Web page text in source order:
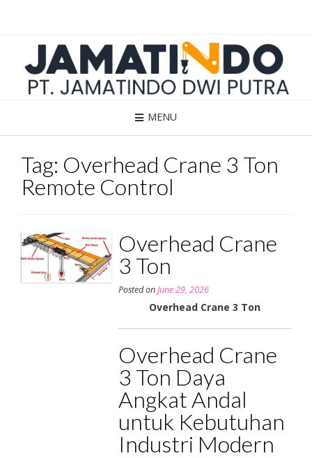
MENU
Tag: Overhead Crane 3 Ton
Remote Control
Overhead Crane
3 Ton
Posted onJune 29, 2026
Overhead Crane 3 Ton
Overhead Crane
3 Ton Daya
Angkat Andal
untuk Kebutuhan
Industri Modern